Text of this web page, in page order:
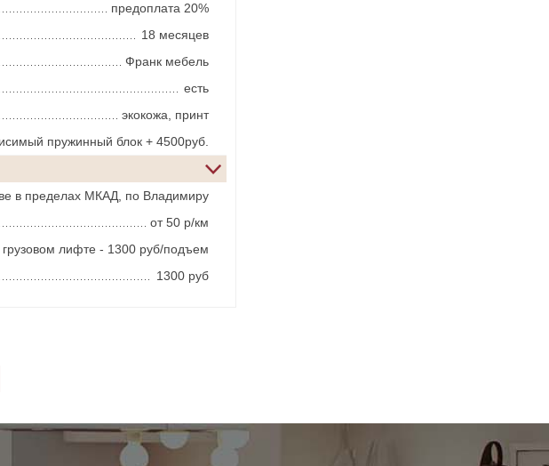
предоплата 20%
18 месяцев
Франк мебель
есть
экокожа, принт
пружинный блок + 4500руб.
в пределах МКАД, по Владимиру
от 50 р/км
лифте - 1300 руб/подъем
1300 руб